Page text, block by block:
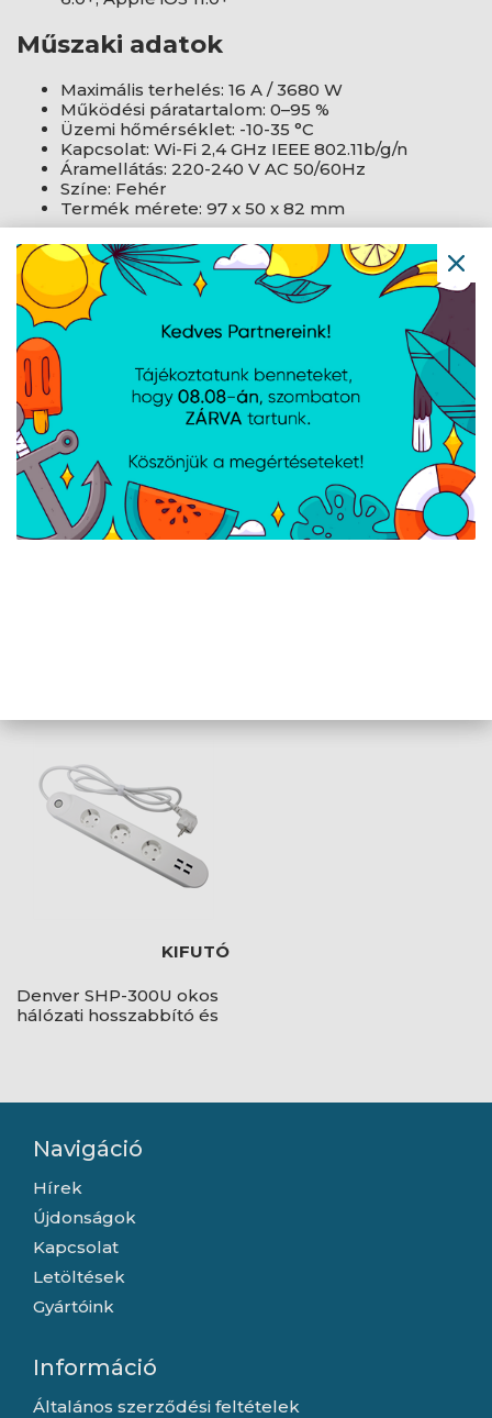
Műszaki adatok
Maximális terhelés: 16 A / 3680 W
Működési páratartalom: 0–95 %
Üzemi hőmérséklet: -10-35 °C
Kapcsolat: Wi-Fi 2,4 GHz IEEE 802.11b/g/n
Áramellátás: 220-240 V AC 50/60Hz
Színe: Fehér
Termék mérete: 97 x 50 x 82 mm
Termék gyártói oldala
AJÁNLATUNKBÓL
KIFUTÓ
Denver SHP-300U okos
hálózati hosszabbító és
Navigáció
Hírek
Újdonságok
Kapcsolat
Letöltések
Gyártóink
Információ
Általános szerződési feltételek